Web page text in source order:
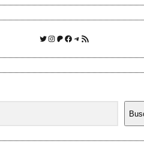
Twitter
Instagram
Patreon
Facebook
Telegram
Feed RSS